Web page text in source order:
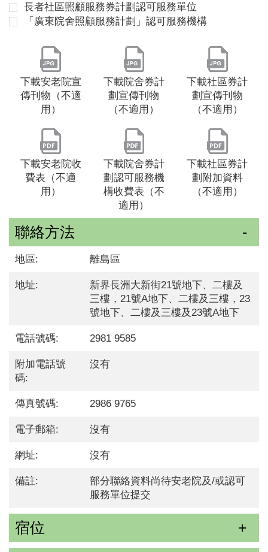
長者社區照顧服務券計劃認可服務單位
「廣東院舍照顧服務計劃」認可服務機構
下載安老院宣
傳刊物（不適
用）
下載院舍券計
劃宣傳刊物
（不適用）
下載社區券計
劃宣傳刊物
（不適用）
下載安老院收
費表（不適
用）
下載院舍券計
劃認可服務機
構收費表（不
適用）
下載社區券計
劃附加資料
（不適用）
聯絡方法
地區: 離島區
地址:
新界長洲大新街21號地下、二樓及
三樓，21號A地下、二樓及三樓，23
號地下、二樓及三樓及23號A地下
電話號碼: 2981 9585
附加電話號
碼:
沒有
傳真號碼: 2986 9765
電子郵箱: 沒有
網址: 沒有
備註:
部分聯絡資料尚待安老院及/或認可
服務單位提交
宿位